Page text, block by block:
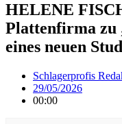
HELENE
Plattenfirma zu
eines neuen
Schlagerprofis
29/05/2026
00:00